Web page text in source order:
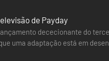
de Payday
dececionante do
uma adaptação está em